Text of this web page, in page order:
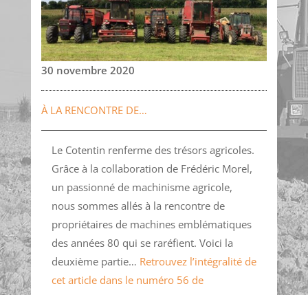
30 novembre 2020
À LA RENCONTRE DE…
Le Cotentin renferme des trésors agricoles.
Grâce à la collaboration de Frédéric Morel,
un passionné de machinisme agricole,
nous sommes allés à la rencontre de
propriétaires de machines emblématiques
des années 80 qui se raréfient. Voici la
deuxième partie… Retrouvez l’intégralité de
cet article dans le numéro 56 de